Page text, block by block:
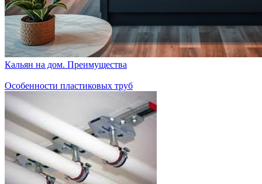
Кальян на дом. Преимущества
Особенности пластиковых труб